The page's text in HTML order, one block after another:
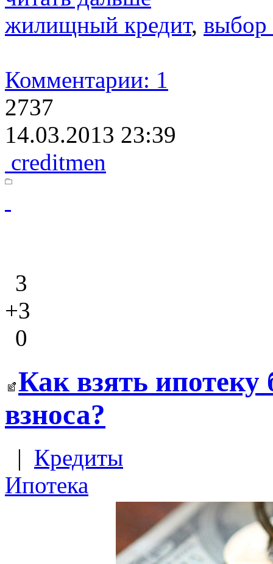
жилищный кредит, выбор
Комментарии: 1
2737
14.03.2013 23:39
creditmen
3
+3
0
Как взять ипотеку
взноса?
| Кредиты
Ипотека